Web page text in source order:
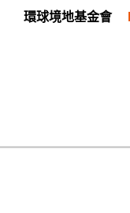
環球境地基金會